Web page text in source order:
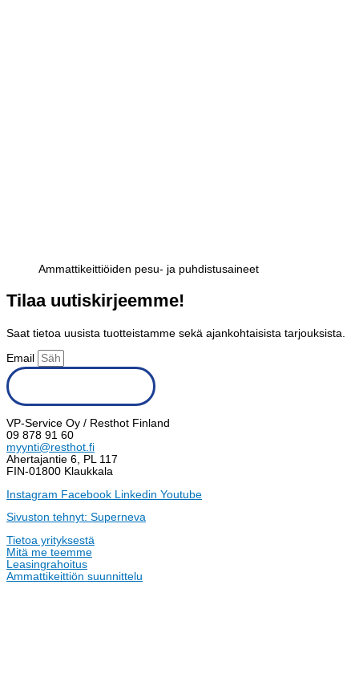
Ammattikeittiöiden pesu- ja puhdistusaineet
Tilaa uutiskirjeemme!
Saat tietoa uusista tuotteistamme sekä ajankohtaisista tarjouksista.
Email
VP-Service Oy / Resthot Finland
09 878 91 60
myynti@resthot.fi
Ahertajantie 6, PL 117
FIN-01800 Klaukkala
Instagram Facebook Linkedin Youtube
Sivuston tehnyt: Superneva
Tietoa yrityksestä
Mitä me teemme
Leasingrahoitus
Ammattikeittiön suunnittelu